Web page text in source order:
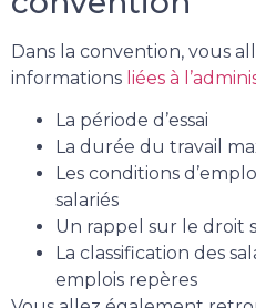
Dans la convention, vous
informations liées à
La période d’essai
La durée du travail
Les conditions
salariés
Un rappel sur le droit
La classification des
emplois repères